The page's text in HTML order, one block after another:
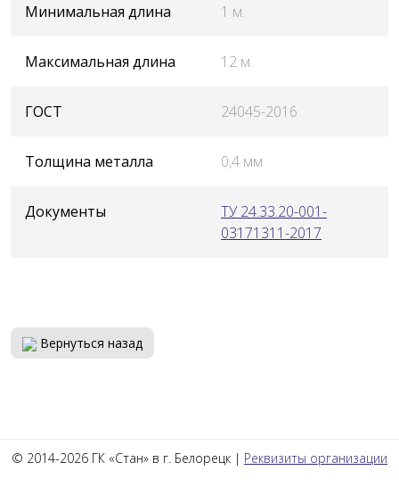
Минимальная длина 1 м.
Максимальная длина 12 м.
ГОСТ 24045-2016
Толщина металла 0,4 мм
Документы
ТУ 24.33.20-001-
03171311-2017
Вернуться назад
© 2014-2026 ГК «Стан» в г. Белорецк | Реквизиты организации